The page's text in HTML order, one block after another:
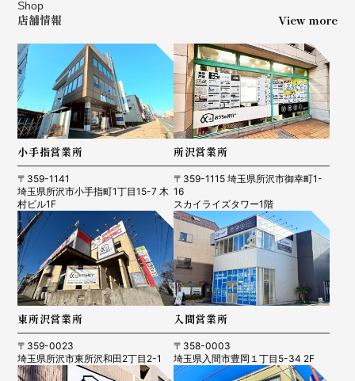
Shop
店舗情報 View more
小手指営業所
〒359-1141
埼玉県所沢市小手指町1丁目15-7 木
村ビル1F
所沢営業所
〒359-1115 埼玉県所沢市御幸町1-
16
スカイライズタワー1階
東所沢営業所
〒359-0023
埼玉県所沢市東所沢和田2丁目2-1
入間営業所
〒358-0003
埼玉県入間市豊岡１丁目5-34 2F